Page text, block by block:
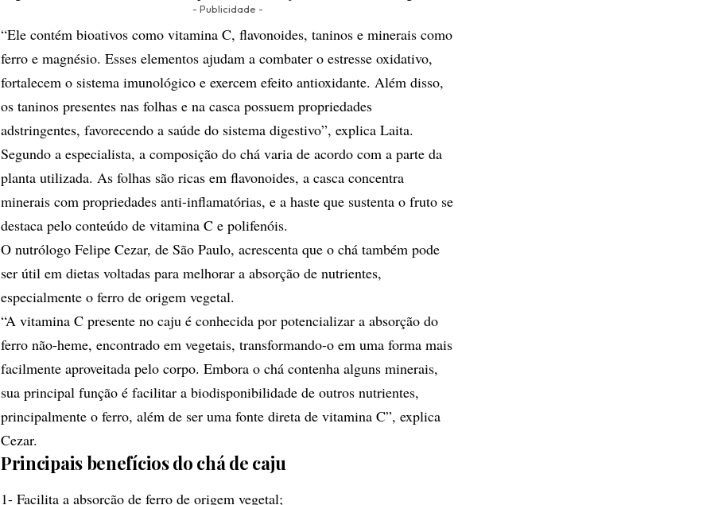
- Publicidade -
“Ele contém bioativos como vitamina C, flavonoides, taninos e minerais como
ferro e magnésio. Esses elementos ajudam a combater o estresse oxidativo,
fortalecem o sistema imunológico e exercem efeito antioxidante. Além disso,
os taninos presentes nas folhas e na casca possuem propriedades
adstringentes, favorecendo a saúde do sistema digestivo”, explica Laita.
Segundo a especialista, a composição do chá varia de acordo com a parte da
planta utilizada. As folhas são ricas em flavonoides, a casca concentra
minerais com propriedades anti-inflamatórias, e a haste que sustenta o fruto se
destaca pelo conteúdo de vitamina C e polifenóis.
O nutrólogo Felipe Cezar, de São Paulo, acrescenta que o chá também pode
ser útil em dietas voltadas para melhorar a absorção de nutrientes,
especialmente o ferro de origem vegetal.
“A vitamina C presente no caju é conhecida por potencializar a absorção do
ferro não-heme, encontrado em vegetais, transformando-o em uma forma mais
facilmente aproveitada pelo corpo. Embora o chá contenha alguns minerais,
sua principal função é facilitar a biodisponibilidade de outros nutrientes,
principalmente o ferro, além de ser uma fonte direta de vitamina C”, explica
Cezar.
Principais benefícios do chá de caju
1- Facilita a absorção de ferro de origem vegetal;